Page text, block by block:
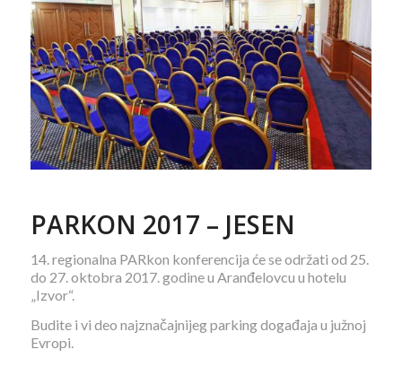
PARKON 2017 – JESEN
14. regionalna PARkon konferencija će se održati od 25.
do 27. oktobra 2017. godine u Aranđelovcu u hotelu
„Izvor“.
Budite i vi deo najznačajnijeg parking događaja u južnoj
Evropi.